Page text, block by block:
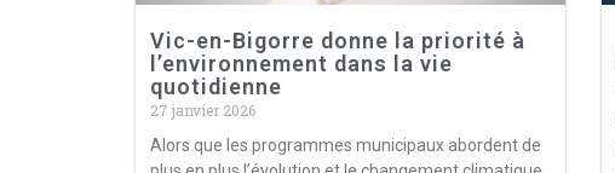
Vic-en-Bigorre donne la priorité à
l’environnement dans la vie
quotidienne
27 janvier 2026
Alors que les programmes municipaux abordent de